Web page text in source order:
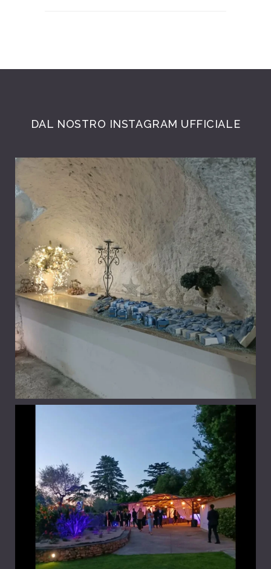
DAL NOSTRO INSTAGRAM UFFICIALE